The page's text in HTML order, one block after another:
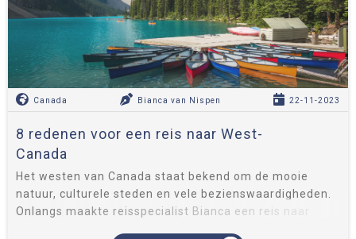
Canada Bianca van Nispen 22-11-2023
8 redenen voor een reis naar West-
Canada
Het westen van Canada staat bekend om de mooie
natuur, culturele steden en vele bezienswaardigheden.
Onlangs maakte reisspecialist Bianca een reis naar